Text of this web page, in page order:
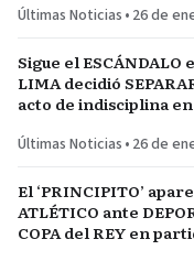
Últimas Noticias • 26 de
Sigue el ESCÁNDALO
LIMA decidió
acto de indisciplina
Últimas Noticias • 26 de
El ‘PRINCIPITO’
ATLÉTICO ante
COPA del REY en